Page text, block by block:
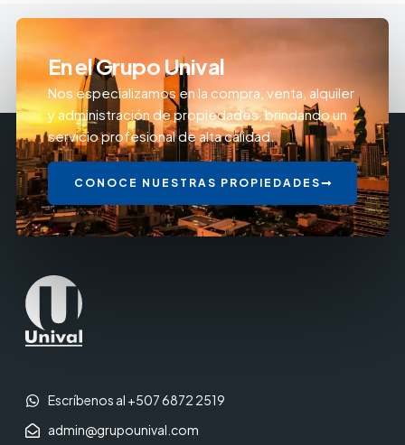
En el Grupo Unival
Nos especializamos en la compra, venta, alquiler
y administración de propiedades, brindando un
servicio profesional de alta calidad.
CONOCE NUESTRAS PROPIEDADES
Escríbenos al +507 6872 2519
admin@grupounival.com